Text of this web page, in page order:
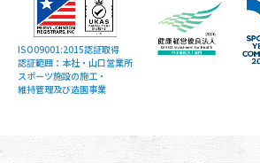
ISO09001:2015認証取得
認証範囲：本社・山口営業所
スポーツ施設の施工・
維持管理及び造園事業